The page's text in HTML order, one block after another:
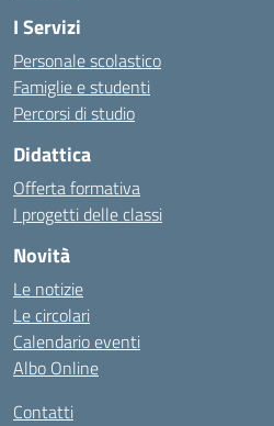
I Servizi
Personale scolastico
Famiglie e studenti
Percorsi di studio
Didattica
Offerta formativa
I progetti delle classi
Novità
Le notizie
Le circolari
Calendario eventi
Albo Online
Contatti